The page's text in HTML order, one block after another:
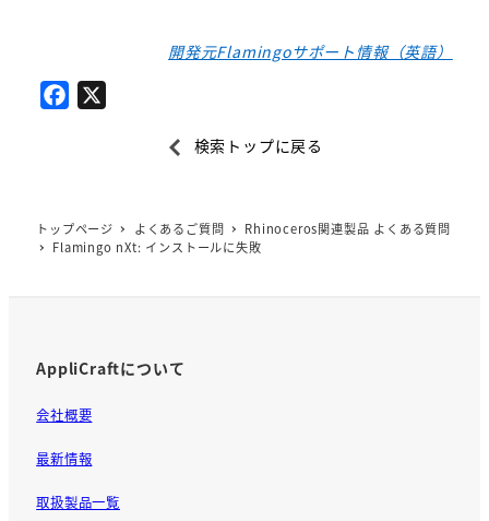
開発元Flamingoサポート情報（英語）
o
検索トップに戻る
トップページ よくあるご質問
Rhinoceros関連製品 よくある質問
Flamingo nXt: インストールに失敗
AppliCraftについて
会社概要
最新情報
取扱製品一覧